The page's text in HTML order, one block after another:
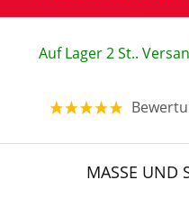
Auf Lager 2 St..
MASSE UND